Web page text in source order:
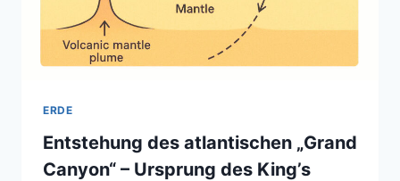
ERDE
Entstehung des atlantischen „Grand
Canyon“ – Ursprung des King’s